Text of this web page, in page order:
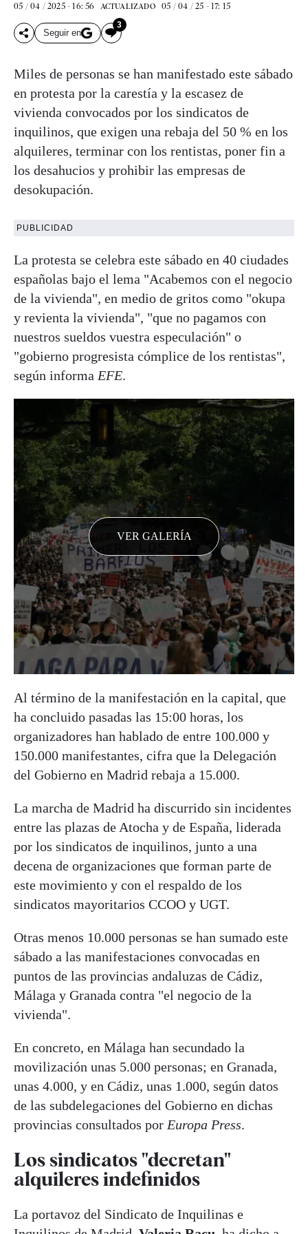
05 / 04 / 2025 - 16: 56 ACTUALIZADO 05 / 04 / 25 - 17: 15
Seguir en
3
Miles de personas se han manifestado este sábado
en protesta por la carestía y la escasez de
vivienda convocados por los sindicatos de
inquilinos, que exigen una rebaja del 50 % en los
alquileres, terminar con los rentistas, poner fin a
los desahucios y prohibir las empresas de
desokupación.
PUBLICIDAD
La protesta se celebra este sábado en 40 ciudades
españolas bajo el lema "Acabemos con el negocio
de la vivienda", en medio de gritos como "okupa
y revienta la vivienda", "que no pagamos con
nuestros sueldos vuestra especulación" o
"gobierno progresista cómplice de los rentistas",
según informa EFE.
VER GALERÍA
Al término de la manifestación en la capital, que
ha concluido pasadas las 15:00 horas, los
organizadores han hablado de entre 100.000 y
150.000 manifestantes, cifra que la Delegación
del Gobierno en Madrid rebaja a 15.000.
La marcha de Madrid ha discurrido sin incidentes
entre las plazas de Atocha y de España, liderada
por los sindicatos de inquilinos, junto a una
decena de organizaciones que forman parte de
este movimiento y con el respaldo de los
sindicatos mayoritarios CCOO y UGT.
Otras menos 10.000 personas se han sumado este
sábado a las manifestaciones convocadas en
puntos de las provincias andaluzas de Cádiz,
Málaga y Granada contra "el negocio de la
vivienda".
En concreto, en Málaga han secundado la
movilización unas 5.000 personas; en Granada,
unas 4.000, y en Cádiz, unas 1.000, según datos
de las subdelegaciones del Gobierno en dichas
provincias consultados por Europa Press.
Los sindicatos "decretan"
alquileres indefinidos
La portavoz del Sindicato de Inquilinas e